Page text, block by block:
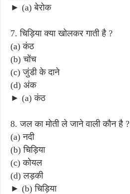
► (a) बेरोक
7. चिड़िया क्या खोलकर गाती है ?
(a) कंठ
(b) चोंच
(c) जुंडी के दाने
(d) अंक
► (a) कंठ
8. जल का मोती ले जाने वाली कौन है ?
(a) नदी
(b) चिड़िया
(c) कोयल
(d) लड़की
► (b) चिड़िया